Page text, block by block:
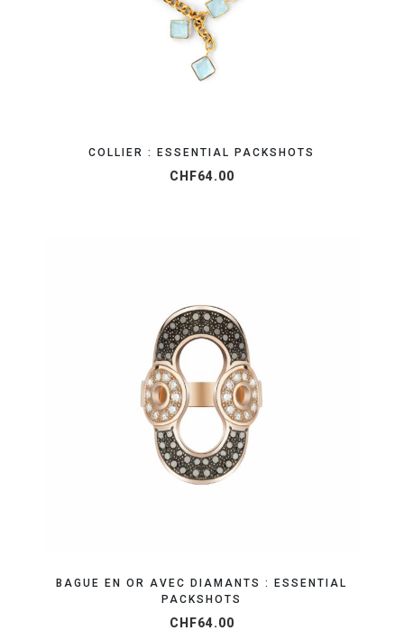
COLLIER : ESSENTIAL PACKSHOTS
CHF64.00
OBTENEZ VOTRE DEVIS EN 24H
BAGUE EN OR AVEC DIAMANTS : ESSENTIAL
PACKSHOTS
CHF64.00